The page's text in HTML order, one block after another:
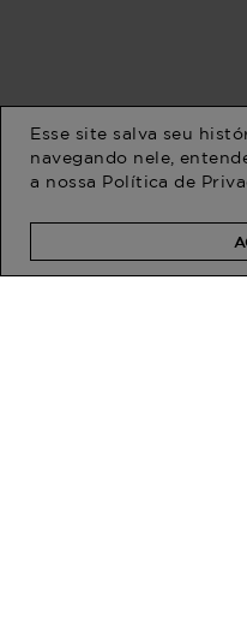
Em até 2x de R$ 104,95
juros
Esse site salva seu
navegando nele,
a nossa Política de